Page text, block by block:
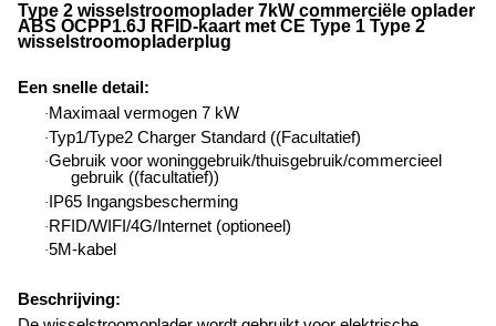
Type 2 wisselstroomoplader 7kW commerciële oplader
ABS OCPP1.6J RFID-kaart met CE Type 1 Type 2
wisselstroomopladerplug
Een snelle detail :
· Maximaal vermogen 7 kW
·Typ1/Type2 Charger Standard ((Facultatief)
·Gebruik voor woninggebruik/thuisgebruik/commercieel
gebruik ((facultatief))
· IP65 Ingangsbescherming
·RFID/WIFI/4G/Internet (optioneel)
·5M-kabel
Beschrijving: